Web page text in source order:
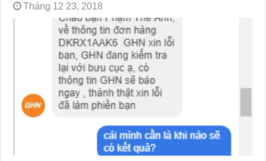
Tháng 12 23, 2018